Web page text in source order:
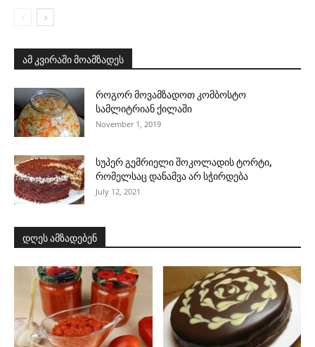
ამ კვირაში მოამზადეს
როგორ მოვამზადოთ კომბოსტო
სამლიტრიან ქილაში
November 1, 2019
სუპერ გემრიელი შოკოლადის ტორტი,
რომელსაც დანამვა არ სჭირდება
July 12, 2021
დღეს ამზადებენ